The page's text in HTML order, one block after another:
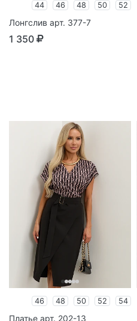
44 46 48 50 52
Лонгслив арт. 377-7
1 350
46 48 50 52 54
Платье арт. 202-13